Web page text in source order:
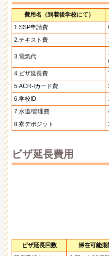
費用名（到着後学校にて）
1.SSP申請費
2.テキスト費
3.電気代
4.ビザ延長費
5.ACR-Iカード費
6.学校ID
7.水道/管理費
8.寮デポジット
ビザ延長費用
ビザ延長回数 滞在可能期